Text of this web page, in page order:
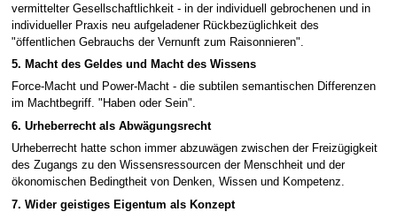
vermittelter Gesellschaftlichkeit - in der individuell gebrochenen und in
individueller Praxis neu aufgeladener Rückbezüglichkeit des
"öffentlichen Gebrauchs der Vernunft zum Raisonnieren".
5. Macht des Geldes und Macht des Wissens
Force-Macht und Power-Macht - die subtilen semantischen Differenzen
im Machtbegriff. "Haben oder Sein".
6. Urheberrecht als Abwägungsrecht
Urheberrecht hatte schon immer abzuwägen zwischen der Freizügigkeit
des Zugangs zu den Wissensressourcen der Menschheit und der
ökonomischen Bedingtheit von Denken, Wissen und Kompetenz.
7. Wider geistiges Eigentum als Konzept